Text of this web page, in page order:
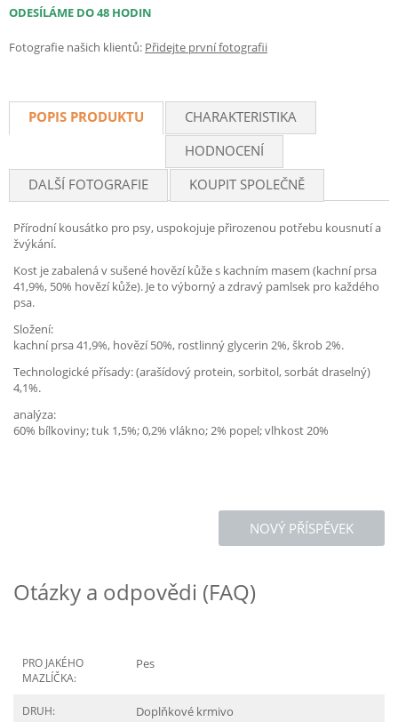
ODESÍLÁME DO 48 HODIN
Fotografie našich klientů: Přidejte první fotografii
POPIS PRODUKTU
CHARAKTERISTIKA
HODNOCENÍ
DALŠÍ FOTOGRAFIE
KOUPIT SPOLEČNĚ
Přírodní kousátko pro psy, uspokojuje přirozenou potřebu kousnutí a
žvýkání.
Kost je zabalená v sušené hovězí kůže s kachním masem (kachní prsa
41,9%, 50% hovězí kůže). Je to výborný a zdravý pamlsek pro každého
psa.
Složení:
kachní prsa 41,9%, hovězí 50%, rostlinný glycerin 2%, škrob 2%.
Technologické přísady: (arašídový protein, sorbitol, sorbát draselný)
4,1%.
analýza:
60% bílkoviny; tuk 1,5%; 0,2% vlákno; 2% popel; vlhkost 20%
NOVÝ PŘÍSPĚVEK
Otázky a odpovědi (FAQ)
PRO JAKÉHO
MAZLÍČKA:
Pes
DRUH: Doplňkové krmivo